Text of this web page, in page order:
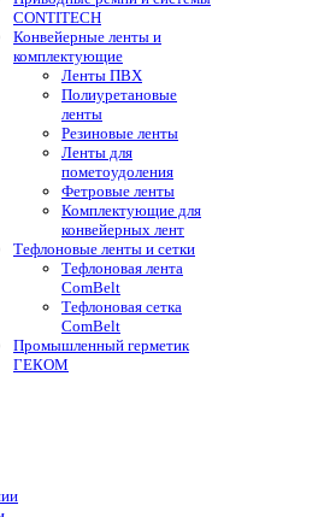
CONTITECH
Конвейерные ленты и
комплектующие
Ленты ПВХ
Полиуретановые
ленты
Резиновые ленты
Ленты для
пометоудоления
Фетровые ленты
Комплектующие для
конвейерных лент
Тефлоновые ленты и сетки
Тефлоновая лента
ComBelt
Тефлоновая сетка
ComBelt
Промышленный герметик
ГЕКОМ